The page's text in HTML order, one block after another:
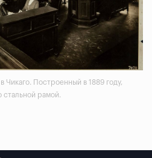
Чикаго. Построенный в 1889 году,
рамой.